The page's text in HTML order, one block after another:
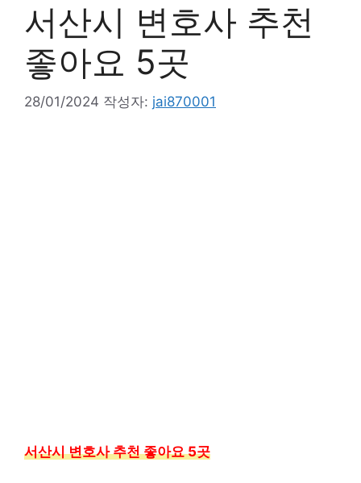
서산시 변호사 추천
좋아요 5곳
28/01/2024 작성자: jai870001
서산시 변호사 추천 좋아요 5곳